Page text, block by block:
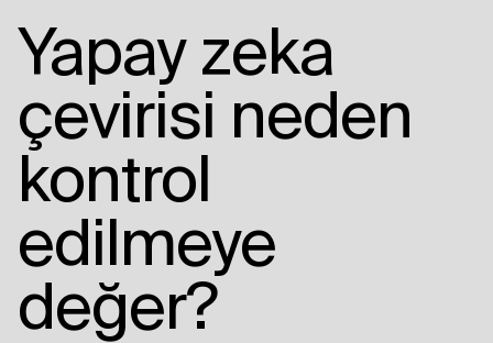
Yapay zeka
çevirisi neden
kontrol
edilmeye
değer?